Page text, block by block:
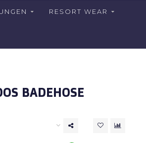
RESORT WEAR
BADEHOSE